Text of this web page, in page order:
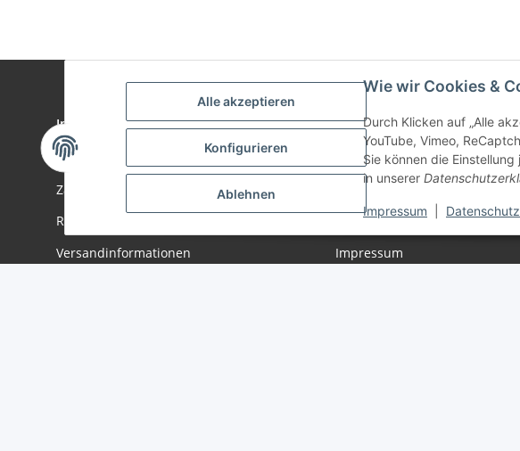
Alle akzeptieren
Konfigurieren
Ablehnen
Wie wir Cookies &
Durch Klicken auf „Alle
YouTube, Vimeo,
Sie können die
in unserer
Impressum Datenschutz
Informationen
Wir über uns
Zahlungsmöglichkeiten
Rückgabe
Versandinformationen
Gesetzliche Informationen
Datenschutz
Sitemap
Impressum